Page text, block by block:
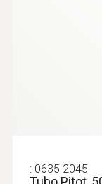
: 0635 2045